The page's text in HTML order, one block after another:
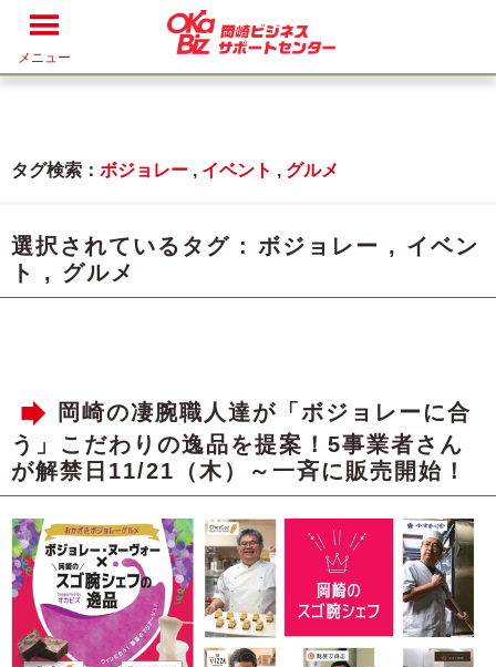
メニュー
タグ検索： ボジョレー , イベント , グルメ
選択されているタグ : ボジョレー , イベン
ト
, グルメ
岡崎の凄腕職人達が「ボジョレーに合
う」こだわりの逸品を提案！5事業者さん
が解禁日11/21（木）～一斉に販売開始！